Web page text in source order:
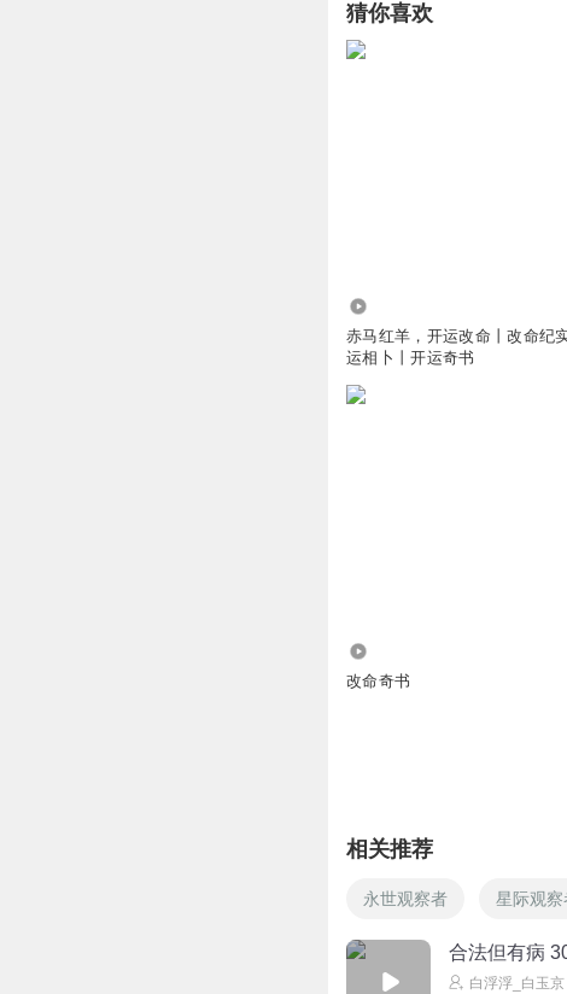
猜你喜欢
赤马红羊，开运改命丨改命纪
运相卜丨开运奇书
改命奇书
相关推荐
永世观察者 星际观察
合法但有病
白浮浮_白玉京